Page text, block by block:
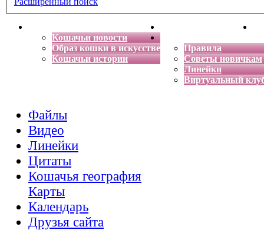
Кошачьи новости
Образ кошки в искусстве
Кошачьи истории
Энциклопедия кошек
Правила
Советы новичкам
Линейки
Виртуальный
Файлы
Видео
Линейки
Цитаты
Кошачья география
Карты
Календарь
Друзья сайта